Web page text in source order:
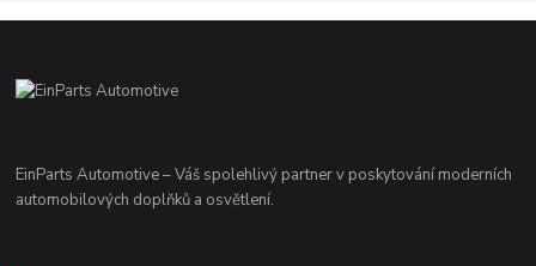
EinParts Automotive – Váš spolehlivý partner v poskytování moderních
automobilových doplňků a osvětlení.